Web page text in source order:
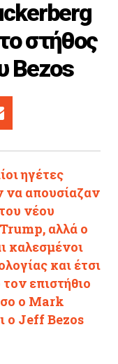
στήθος
Bezos
ηγέτες
να απουσίαζαν
νέου
αλλά ο
καλεσμένοι
και έτσι
επιστήθιο
ο Mark
ο Jeff Bezos